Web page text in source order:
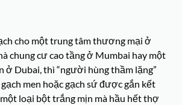
cho một trung tâm thương mại ở
chung cư cao tầng ở Mumbai hay một
ở Dubai, thì “người hùng thầm lặng”
men hoặc gạch sứ được gắn kết
loại bột trắng mịn mà hầu hết thợ